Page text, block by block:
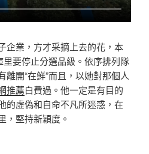
企業，方才采摘上去的花，本
里要停止分選品級。依序排列隊
開“在鮮”而且，以她對那個人
推薦白費過。他一定是有目的
的虛偽和自命不凡所迷惑，在
，堅持新穎度。